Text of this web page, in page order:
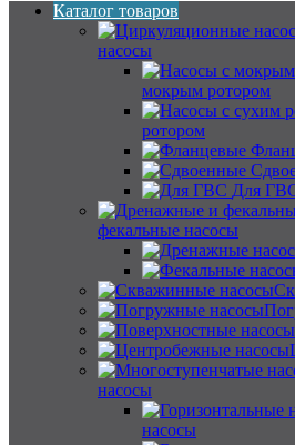
Каталог товаров
насосы
мокрым ротором
ротором
Для
фекальные насосы
насосы
насосы